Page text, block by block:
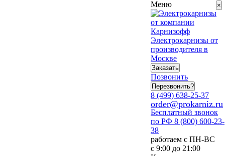
Меню
Электрокарнизы от
производителя в
Москве
Заказать
Позвонить
Перезвонить?
8 (499) 638-25-37
order@prokarniz.ru
Бесплатный звонок
по РФ 8 (800) 600-23-
38
работаем с ПН-ВС
с 9:00 до 21:00
×